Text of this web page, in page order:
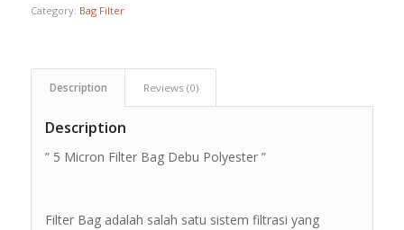
Category: Bag Filter
Description Reviews (0)
Description
” 5 Micron Filter Bag Debu Polyester ”
Filter Bag adalah salah satu sistem filtrasi yang